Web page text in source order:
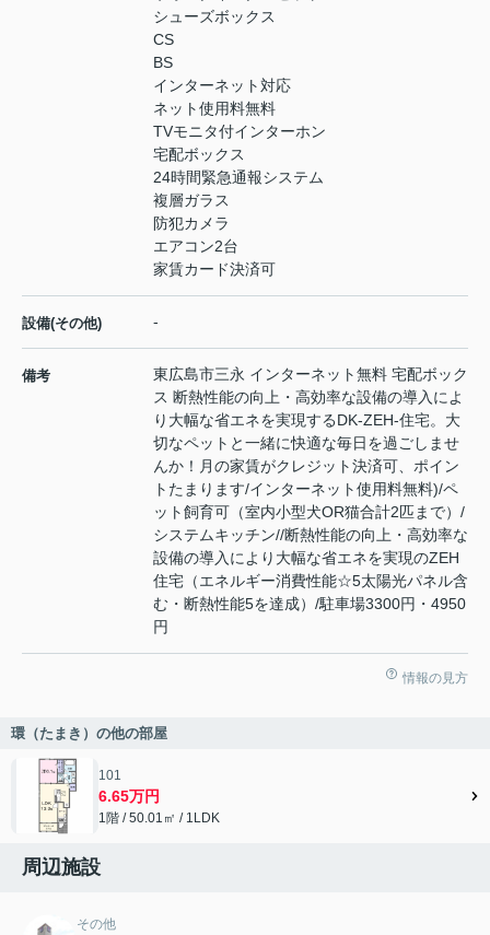
シューズボックス
CS
BS
インターネット対応
ネット使用料無料
TVモニタ付インターホン
宅配ボックス
24時間緊急通報システム
複層ガラス
防犯カメラ
エアコン2台
家賃カード決済可
設備(その他) -
備考
東広島市三永 インターネット無料 宅配ボック
ス 断熱性能の向上・高効率な設備の導入によ
り大幅な省エネを実現するDK-ZEH-住宅。大
切なペットと一緒に快適な毎日を過ごしませ
んか！月の家賃がクレジット決済可、ポイン
トたまります/インターネット使用料無料)/ペ
ット飼育可（室内小型犬OR猫合計2匹まで）/
システムキッチン//断熱性能の向上・高効率な
設備の導入により大幅な省エネを実現のZEH
住宅（エネルギー消費性能☆5太陽光パネル含
む・断熱性能5を達成）/駐車場3300円・4950
円
情報の見方
環（たまき）の他の部屋
101
6.65万円
1階 / 50.01㎡ / 1LDK
周辺施設
その他